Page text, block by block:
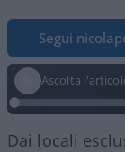
Segui
Ascolta
Dai locali